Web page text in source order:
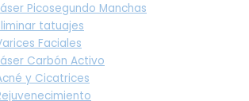
Picosegundo Manchas
tatuajes
Faciales
Carbón Activo
y Cicatrices